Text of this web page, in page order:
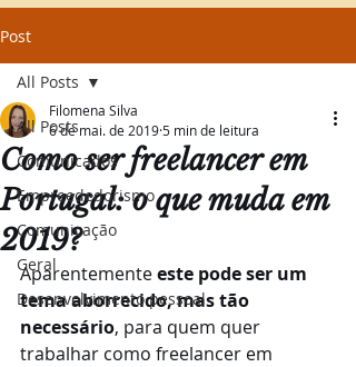
Post
All Posts
Comunicados
Empreededorismo
Comunicação
Geral
Desenvolvimento pessoal
All Posts
Como ser freelancer em
Portugal: o que muda em
2019?
Filomena Silva
6 de mai. de 2019 5 min de leitura
Aparentemente este pode ser um
tema aborrecido, mas tão
necessário, para quem quer
trabalhar como freelancer em